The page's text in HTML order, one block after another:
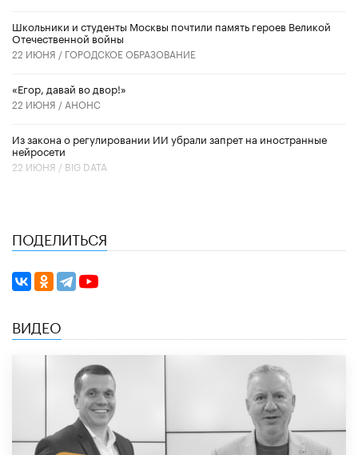
Школьники и студенты Москвы почтили память героев Великой
Отечественной войны
22 ИЮНЯ / ГОРОДСКОЕ ОБРАЗОВАНИЕ
«Егор, давай во двор!»
22 ИЮНЯ / АНОНС
Из закона о регулировании ИИ убрали запрет на иностранные
нейросети
22 ИЮНЯ / BIG DATA
ПОДЕЛИТЬСЯ
ВИДЕО